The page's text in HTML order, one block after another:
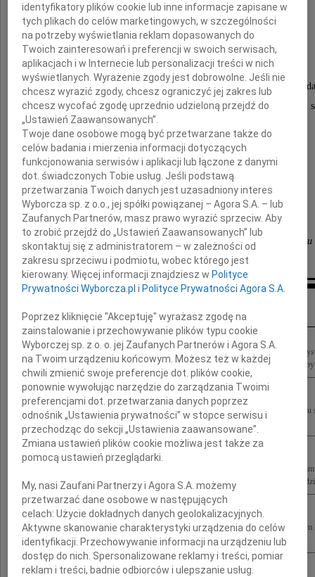
składamy
wyrazy najgłębszego współczucia
Aramie, byłeś i jesteś dla nas wielkim symbolem
Człowiekiem o nieprzeciętnej wrażliwości umysłu i
Nie zapomnimy
koleżanki i koledzy
z Sejmowej Komisji Kultury i Środków Przekazu
Z bólem, z głębokim żalem i wielkim współczuciem dla Rodzin pożegnaliśmy
Smoleńskiem, a w naszej pamięci i modlitwie trwają Ci przede wszystkim, którzy
On nie umarł On się tylko obudził z życia Wyrazy szczerego współczucia z
Rybickiego Pani Małgorzacie, Magdalenie i Antoniemu Rybickim składa zespół...
10 kwietnia 2010 roku zginął tragicznie pod Smoleńskiem Arkadiusz Rybicki, Aram
Rzeczypospolitej. Pożegnanie Arama rozpocznie się w niedzielę, 25 kwietnia o
10 kwietnia 2010 roku zginął tragicznie pod Smoleńskiem Arkadiusz Rybicki Aram
Pożegnanie Arama rozpocznie się w niedzielę, 25 kwietnia o godzinie 15.00 pod...
identyfikatory plików cookie lub inne informacje zapisane w
tych plikach do celów marketingowych, w szczególności
na potrzeby wyświetlania reklam dopasowanych do
Twoich zainteresowań i preferencji w swoich serwisach,
aplikacjach i w Internecie lub personalizacji treści w nich
wyświetlanych. Wyrażenie zgody jest dobrowolne. Jeśli nie
chcesz wyrazić zgody, chcesz ograniczyć jej zakres lub
chcesz wycofać zgodę uprzednio udzieloną przejdź do
„Ustawień Zaawansowanych”.
Twoje dane osobowe mogą być przetwarzane także do
celów badania i mierzenia informacji dotyczących
funkcjonowania serwisów i aplikacji lub łączone z danymi
dot. świadczonych Tobie usług. Jeśli podstawą
przetwarzania Twoich danych jest uzasadniony interes
Wyborcza sp. z o.o., jej spółki powiązanej – Agora S.A. – lub
Zaufanych Partnerów, masz prawo wyrazić sprzeciw. Aby
to zrobić przejdź do „Ustawień Zaawansowanych” lub
skontaktuj się z administratorem – w zależności od
zakresu sprzeciwu i podmiotu, wobec którego jest
kierowany. Więcej informacji znajdziesz wPolityce
Prywatności Wyborcza.pl iPolityce Prywatności Agora S.A.
Poprzez kliknięcie "Akceptuję" wyrażasz zgodę na
zainstalowanie i przechowywanie plików typu cookie
Wyborczej sp. z o. o. jej Zaufanych Partnerów i Agora S.A.
na Twoim urządzeniu końcowym. Możesz też w każdej
chwili zmienić swoje preferencje dot. plików cookie,
ponownie wywołując narzędzie do zarządzania Twoimi
preferencjami dot. przetwarzania danych poprzez
odnośnik „Ustawienia prywatności” w stopce serwisu i
przechodząc do sekcji „Ustawienia zaawansowane”.
Zmiana ustawień plików cookie możliwa jest także za
pomocą ustawień przeglądarki.
My, nasi Zaufani Partnerzy i Agora S.A. możemy
przetwarzać dane osobowe w następujących
celach:Użycie dokładnych danych geolokalizacyjnych.
Aktywne skanowanie charakterystyki urządzenia do celów
identyfikacji. Przechowywanie informacji na urządzeniu lub
dostęp do nich. Spersonalizowane reklamy i treści, pomiar
reklam i treści, badnie odbiorców i ulepszanie usług.